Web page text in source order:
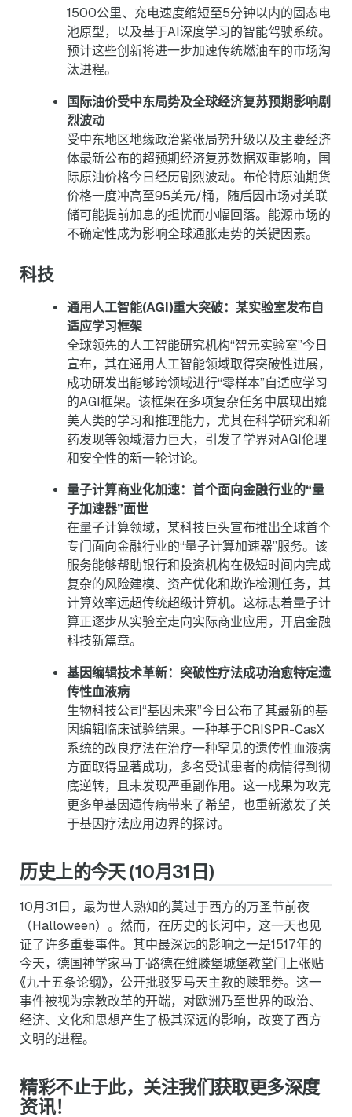
1500公里、充电速度缩短至5分钟以内的固态电
池原型，以及基于AI深度学习的智能驾驶系统。
预计这些创新将进一步加速传统燃油车的市场淘
汰进程。
国际油价受中东局势及全球经济复苏预期影响剧
烈波动
受中东地区地缘政治紧张局势升级以及主要经济
体最新公布的超预期经济复苏数据双重影响，国
际原油价格今日经历剧烈波动。布伦特原油期货
价格一度冲高至95美元/桶，随后因市场对美联
储可能提前加息的担忧而小幅回落。能源市场的
不确定性成为影响全球通胀走势的关键因素。
科技
通用人工智能(AGI)重大突破：某实验室发布自
适应学习框架
全球领先的人工智能研究机构“智元实验室”今日
宣布，其在通用人工智能领域取得突破性进展，
成功研发出能够跨领域进行“零样本”自适应学习
的AGI框架。该框架在多项复杂任务中展现出媲
美人类的学习和推理能力，尤其在科学研究和新
药发现等领域潜力巨大，引发了学界对AGI伦理
和安全性的新一轮讨论。
量子计算商业化加速：首个面向金融行业的“量
子加速器”面世
在量子计算领域，某科技巨头宣布推出全球首个
专门面向金融行业的“量子计算加速器”服务。该
服务能够帮助银行和投资机构在极短时间内完成
复杂的风险建模、资产优化和欺诈检测任务，其
计算效率远超传统超级计算机。这标志着量子计
算正逐步从实验室走向实际商业应用，开启金融
科技新篇章。
基因编辑技术革新：突破性疗法成功治愈特定遗
传性血液病
生物科技公司“基因未来”今日公布了其最新的基
因编辑临床试验结果。一种基于CRISPR-CasX
系统的改良疗法在治疗一种罕见的遗传性血液病
方面取得显著成功，多名受试患者的病情得到彻
底逆转，且未发现严重副作用。这一成果为攻克
更多单基因遗传病带来了希望，也重新激发了关
于基因疗法应用边界的探讨。
历史上的今天 (10月31日)
10月31日，最为世人熟知的莫过于西方的万圣节前夜
（Halloween）。然而，在历史的长河中，这一天也见
证了许多重要事件。其中最深远的影响之一是1517年的
今天，德国神学家马丁·路德在维滕堡城堡教堂门上张贴
《九十五条论纲》，公开批驳罗马天主教的赎罪券。这一
事件被视为宗教改革的开端，对欧洲乃至世界的政治、
经济、文化和思想产生了极其深远的影响，改变了西方
文明的进程。
精彩不止于此，关注我们获取更多深度
资讯！